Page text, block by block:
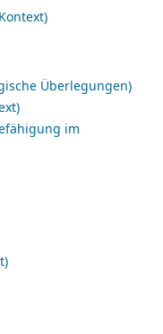
Überlegungen)
im